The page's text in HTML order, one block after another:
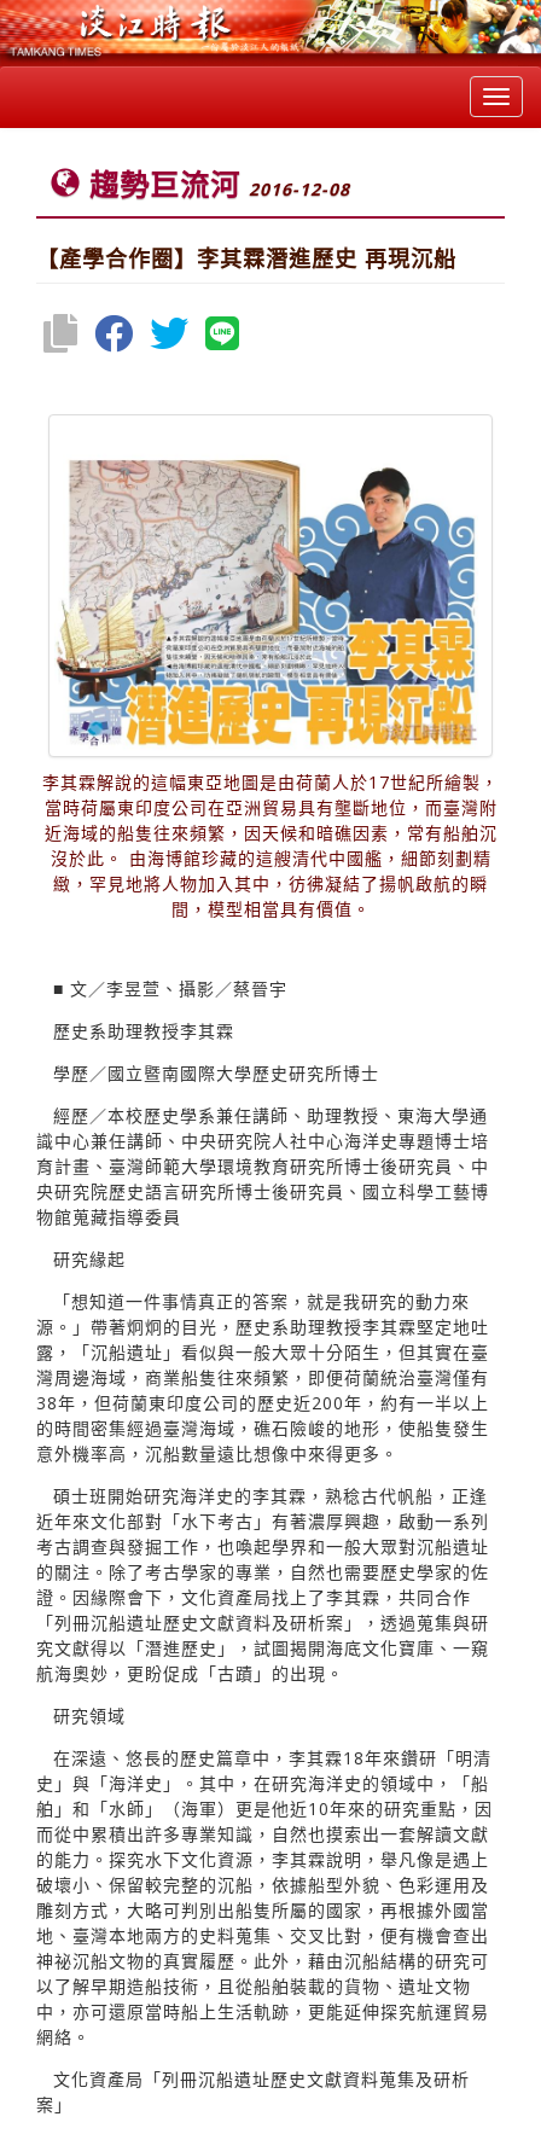
趨勢巨流河 2016-12-08
【產學合作圈】李其霖潛進歷史 再現沉船
李其霖解說的這幅東亞地圖是由荷蘭人於17世紀所繪製，
當時荷屬東印度公司在亞洲貿易具有壟斷地位，而臺灣附
近海域的船隻往來頻繁，因天候和暗礁因素，常有船舶沉
沒於此。 由海博館珍藏的這艘清代中國艦，細節刻劃精
緻，罕見地將人物加入其中，彷彿凝結了揚帆啟航的瞬
間，模型相當具有價值。
■ 文／李昱萱、攝影／蔡晉宇
歷史系助理教授李其霖
學歷／國立暨南國際大學歷史研究所博士
經歷／本校歷史學系兼任講師、助理教授、東海大學通
識中心兼任講師、中央研究院人社中心海洋史專題博士培
育計畫、臺灣師範大學環境教育研究所博士後研究員、中
央研究院歷史語言研究所博士後研究員、國立科學工藝博
物館蒐藏指導委員
研究緣起
「想知道一件事情真正的答案，就是我研究的動力來
源。」帶著炯炯的目光，歷史系助理教授李其霖堅定地吐
露，「沉船遺址」看似與一般大眾十分陌生，但其實在臺
灣周邊海域，商業船隻往來頻繁，即便荷蘭統治臺灣僅有
38年，但荷蘭東印度公司的歷史近200年，約有一半以上
的時間密集經過臺灣海域，礁石險峻的地形，使船隻發生
意外機率高，沉船數量遠比想像中來得更多。
碩士班開始研究海洋史的李其霖，熟稔古代帆船，正逢
近年來文化部對「水下考古」有著濃厚興趣，啟動一系列
考古調查與發掘工作，也喚起學界和一般大眾對沉船遺址
的關注。除了考古學家的專業，自然也需要歷史學家的佐
證。因緣際會下，文化資產局找上了李其霖，共同合作
「列冊沉船遺址歷史文獻資料及研析案」，透過蒐集與研
究文獻得以「潛進歷史」，試圖揭開海底文化寶庫、一窺
航海奧妙，更盼促成「古蹟」的出現。
研究領域
在深遠、悠長的歷史篇章中，李其霖18年來鑽研「明清
史」與「海洋史」。其中，在研究海洋史的領域中，「船
舶」和「水師」（海軍）更是他近10年來的研究重點，因
而從中累積出許多專業知識，自然也摸索出一套解讀文獻
的能力。探究水下文化資源，李其霖說明，舉凡像是遇上
破壞小、保留較完整的沉船，依據船型外貌、色彩運用及
雕刻方式，大略可判別出船隻所屬的國家，再根據外國當
地、臺灣本地兩方的史料蒐集、交叉比對，便有機會查出
神祕沉船文物的真實履歷。此外，藉由沉船結構的研究可
以了解早期造船技術，且從船舶裝載的貨物、遺址文物
中，亦可還原當時船上生活軌跡，更能延伸探究航運貿易
網絡。
文化資產局「列冊沉船遺址歷史文獻資料蒐集及研析
案」